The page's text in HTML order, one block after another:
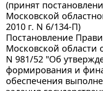
(принят
Московской
2010 г. N 6/134-П)
Постановление
Московской области
N 981/52 "Об
формирования и
обеспечения